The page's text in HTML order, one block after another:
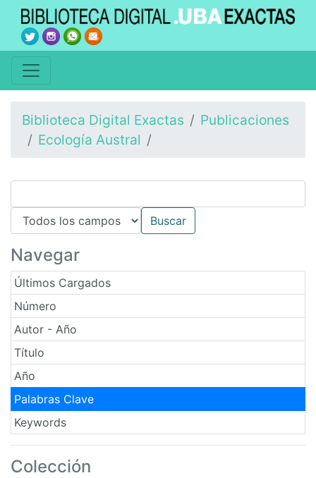
Biblioteca Digital Exactas
Publicaciones
Ecología Austral
Navegar
Últimos Cargados
Número
Autor - Año
Título
Año
Palabras Clave
Keywords
Colección